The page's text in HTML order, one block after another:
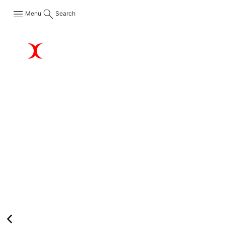
Menu Search